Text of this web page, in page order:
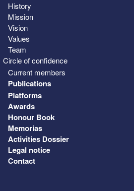
History
Mission
Vision
Values
Team
Circle of confidence
Current members
Publications
Platforms
Awards
Honour Book
Memorias
Activities Dossier
Legal notice
Contact